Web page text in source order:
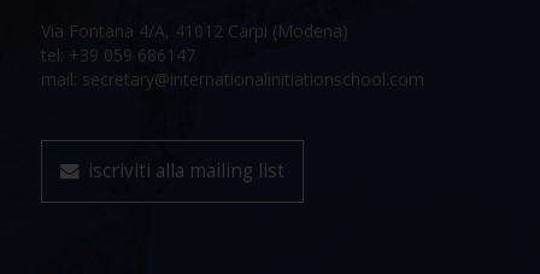
Via Fontana 4/A, 41012 Carpi (Modena)
tel: +39 059 686147
mail: secretary@internationalinitiationschool.com
iscriviti alla mailing list